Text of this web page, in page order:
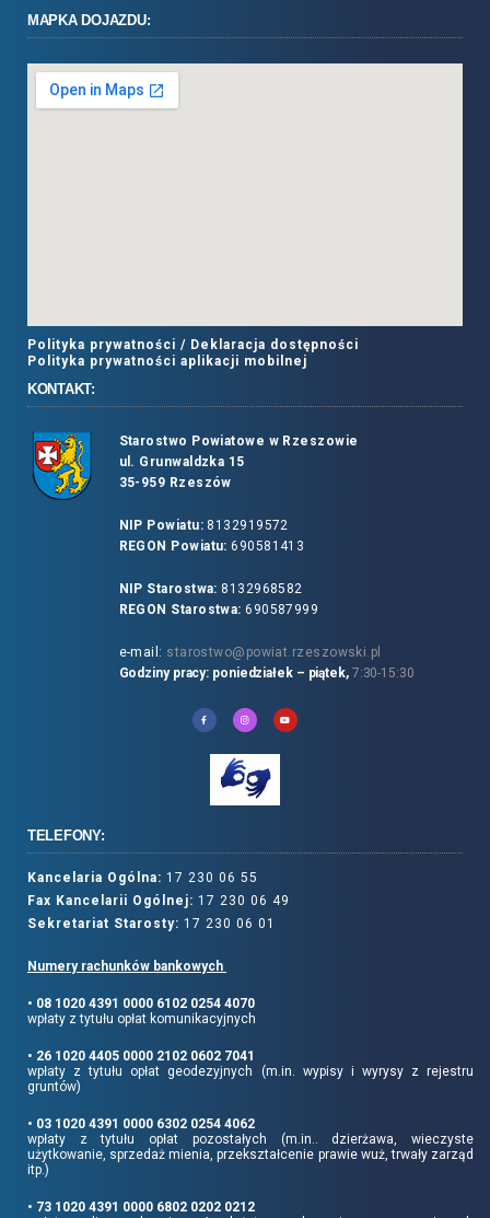
MAPKA DOJAZDU:
Polityka prywatności / Deklaracja dostępności
Polityka prywatności aplikacji mobilnej
KONTAKT:
Starostwo Powiatowe w Rzeszowie
ul. Grunwaldzka 15
35-959 Rzeszów
NIP Powiatu:8132919572
REGON Powiatu: 690581413
NIP Starostwa: 8132968582
REGON Starostwa: 690587999
e-mail: starostwo@powiat.rzeszowski.pl
Godziny pracy: poniedziałek – piątek, 7:30-15:30
TELEFONY:
Kancelaria Ogólna: 17 230 06 55
Fax Kancelarii Ogólnej: 17 230 06 49
Sekretariat Starosty: 17 230 06 01
Numery rachunków bankowych
• 08 1020 4391 0000 6102 0254 4070
wpłaty z tytułu opłat komunikacyjnych
• 26 1020 4405 0000 2102 0602 7041
wpłaty z tytułu opłat geodezyjnych (m.in. wypisy i wyrysy z rejestru
gruntów)
• 03 1020 4391 0000 6302 0254 4062
wpłaty z tytułu opłat pozostałych (m.in.. dzierżawa, wieczyste
użytkowanie, sprzedaż mienia, przekształcenie prawie wuż, trwały zarząd
itp.)
• 73 1020 4391 0000 6802 0202 0212